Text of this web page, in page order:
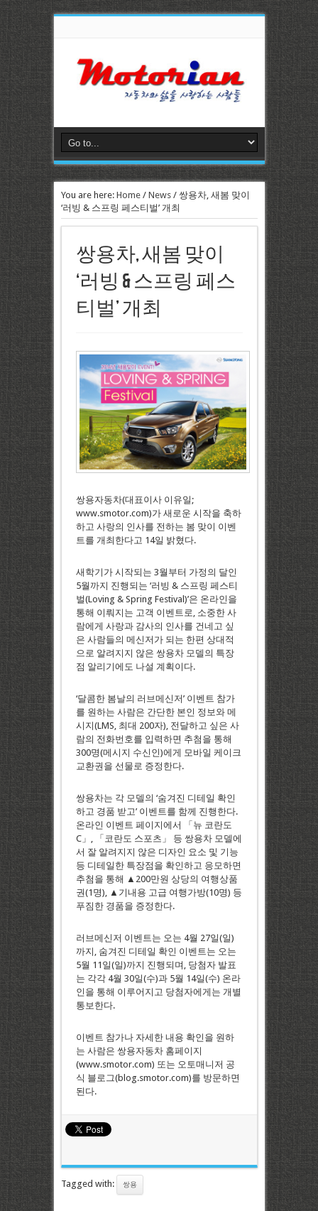
You are here: Home/ News/ 쌍용차, 새봄 맞이
‘러빙 & 스프링 페스티벌’ 개최
쌍용차, 새봄 맞이
‘러빙 & 스프링 페스
티벌’ 개최
쌍용자동차(대표이사 이유일;
www.smotor.com)가 새로운 시작을 축하
하고 사랑의 인사를 전하는 봄 맞이 이벤
트를 개최한다고 14일 밝혔다.
새학기가 시작되는 3월부터 가정의 달인
5월까지 진행되는 ‘러빙 & 스프링 페스티
벌(Loving & Spring Festival)’은 온라인을
통해 이뤄지는 고객 이벤트로, 소중한 사
람에게 사랑과 감사의 인사를 건네고 싶
은 사람들의 메신저가 되는 한편 상대적
으로 알려지지 않은 쌍용차 모델의 특장
점 알리기에도 나설 계획이다.
‘달콤한 봄날의 러브메신저’ 이벤트 참가
를 원하는 사람은 간단한 본인 정보와 메
시지(LMS, 최대 200자), 전달하고 싶은 사
람의 전화번호를 입력하면 추첨을 통해
300명(메시지 수신인)에게 모바일 케이크
교환권을 선물로 증정한다.
쌍용차는 각 모델의 ‘숨겨진 디테일 확인
하고 경품 받고’ 이벤트를 함께 진행한다.
온라인 이벤트 페이지에서 「뉴 코란도
C」, 「코란도 스포츠」 등 쌍용차 모델에
서 잘 알려지지 않은 디자인 요소 및 기능
등 디테일한 특장점을 확인하고 응모하면
추첨을 통해 ▲200만원 상당의 여행상품
권(1명), ▲기내용 고급 여행가방(10명) 등
푸짐한 경품을 증정한다.
러브메신저 이벤트는 오는 4월 27일(일)
까지, 숨겨진 디테일 확인 이벤트는 오는
5월 11일(일)까지 진행되며, 당첨자 발표
는 각각 4월 30일(수)과 5월 14일(수) 온라
인을 통해 이루어지고 당첨자에게는 개별
통보한다.
이벤트 참가나 자세한 내용 확인을 원하
는 사람은 쌍용자동차 홈페이지
(www.smotor.com) 또는 오토매니저 공
식 블로그(blog.smotor.com)를 방문하면
된다.
Tagged with: 쌍용